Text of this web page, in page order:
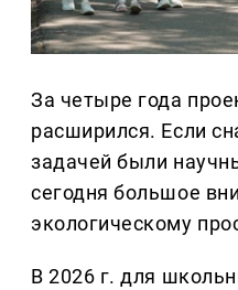
За четыре года
расширился. Если
задачей были
сегодня большое
экологическому
В 2026 г. для